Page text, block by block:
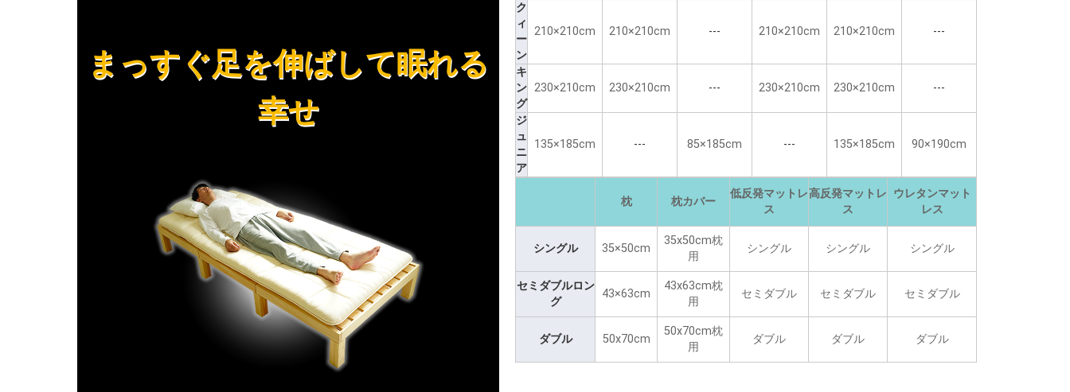
まっすぐ足を伸ばして眠れる
幸せ
ク
ィ
ー
ン
210×210cm 210×210cm --- 210×210cm 210×210cm ---
キ
ン
グ
230×210cm 230×210cm --- 230×210cm 230×210cm ---
ジ
ュ
ニ
ア
135×185cm --- 85×185cm --- 135×185cm 90×190cm
枕 枕カバー
低反発マットレ
ス
高反発マットレ
ス
ウレタンマット
レス
シングル 35×50cm
35x50cm枕
用
シングル シングル シングル
セミダブルロン
グ
43×63cm
43x63cm枕
用
セミダブル セミダブル セミダブル
ダブル 50x70cm
50x70cm枕
用
ダブル ダブル ダブル